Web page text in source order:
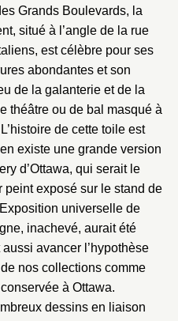
Grands Boulevards, la
situé à l’angle de la rue
est célèbre pour ses
abondantes et son
de la galanterie et de la
théâtre ou de bal masqué à
de cette toile est
existe une grande version
d’Ottawa, qui serait le
exposé sur le stand de
universelle de
inachevé, aurait été
avancer l’hypothèse
nos collections comme
à Ottawa.
dessins en liaison